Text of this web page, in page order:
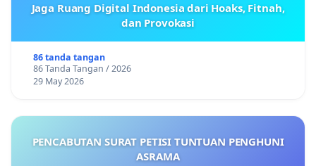
Jaga Ruang Digital Indonesia dari Hoaks, Fitnah,
dan Provokasi
86 tanda tangan
86 Tanda Tangan / 2026
29 May 2026
PENCABUTAN SURAT PETISI TUNTUAN PENGHUNI
ASRAMA